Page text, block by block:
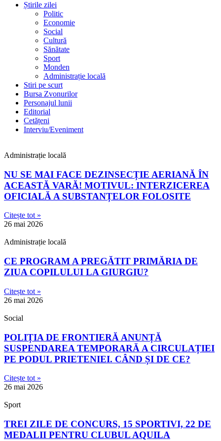
Știrile zilei
Politic
Economie
Social
Cultură
Sănătate
Sport
Monden
Administrație locală
Stiri pe scurt
Bursa Zvonurilor
Personajul lunii
Editorial
Cetățeni
Interviu/Eveniment
Administrație locală
NU SE MAI FACE DEZINSECȚIE AERIANĂ ÎN
ACEASTĂ VARĂ! MOTIVUL: INTERZICEREA
OFICIALĂ A SUBSTANȚELOR FOLOSITE
Citește tot »
26 mai 2026
Administrație locală
CE PROGRAM A PREGĂTIT PRIMĂRIA DE
ZIUA COPILULUI LA GIURGIU?
Citește tot »
26 mai 2026
Social
POLIȚIA DE FRONTIERĂ ANUNȚĂ
SUSPENDAREA TEMPORARĂ A CIRCULAȚIEI
PE PODUL PRIETENIEI. CÂND ȘI DE CE?
Citește tot »
26 mai 2026
Sport
TREI ZILE DE CONCURS, 15 SPORTIVI, 22 DE
MEDALII PENTRU CLUBUL AQUILA